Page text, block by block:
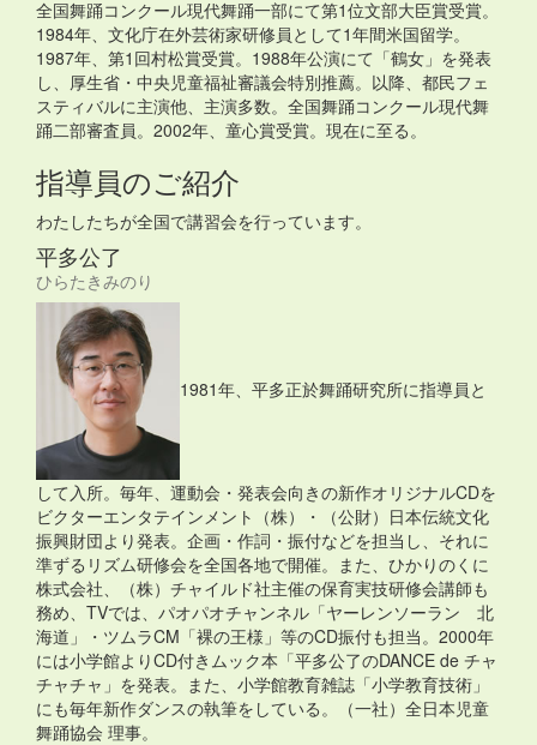
全国舞踊コンクール現代舞踊一部にて第1位文部大臣賞受賞。
1984年、文化庁在外芸術家研修員として1年間米国留学。
1987年、第1回村松賞受賞。1988年公演にて「鶴女」を発表
し、厚生省・中央児童福祉審議会特別推薦。以降、都民フェ
スティバルに主演他、主演多数。全国舞踊コンクール現代舞
踊二部審査員。2002年、童心賞受賞。現在に至る。
指導員のご紹介
わたしたちが全国で講習会を行っています。
平多公了
ひらたきみのり
1981年、平多正於舞踊研究所に指導員と
して入所。毎年、運動会・発表会向きの新作オリジナルCDを
ビクターエンタテインメント（株）・（公財）日本伝統文化
振興財団より発表。企画・作詞・振付などを担当し、それに
準ずるリズム研修会を全国各地で開催。また、ひかりのくに
株式会社、（株）チャイルド社主催の保育実技研修会講師も
務め、TVでは、パオパオチャンネル「ヤーレンソーラン 北
海道」・ツムラCM「裸の王様」等のCD振付も担当。2000年
には小学館よりCD付きムック本「平多公了のDANCE de チャ
チャチャ」を発表。また、小学館教育雑誌「小学教育技術」
にも毎年新作ダンスの執筆をしている。（一社）全日本児童
舞踊協会 理事。